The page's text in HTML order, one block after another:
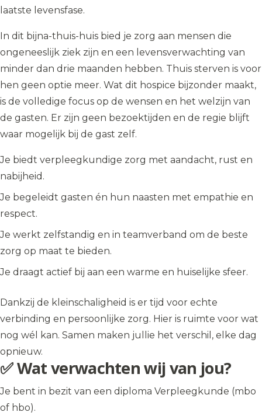
laatste levensfase.
In dit bijna-thuis-huis bied je zorg aan mensen die
ongeneeslijk ziek zijn en een levensverwachting van
minder dan drie maanden hebben. Thuis sterven is voor
hen geen optie meer. Wat dit hospice bijzonder maakt,
is de volledige focus op de wensen en het welzijn van
de gasten. Er zijn geen bezoektijden en de regie blijft
waar mogelijk bij de gast zelf.
Je biedt verpleegkundige zorg met aandacht, rust en
nabijheid.
Je begeleidt gasten én hun naasten met empathie en
respect.
Je werkt zelfstandig en in teamverband om de beste
zorg op maat te bieden.
Je draagt actief bij aan een warme en huiselijke sfeer.
Dankzij de kleinschaligheid is er tijd voor echte
verbinding en persoonlijke zorg. Hier is ruimte voor wat
nog wél kan. Samen maken jullie het verschil, elke dag
opnieuw.
✅ Wat verwachten wij van jou?
Je bent in bezit van een diploma Verpleegkunde (mbo
of hbo).